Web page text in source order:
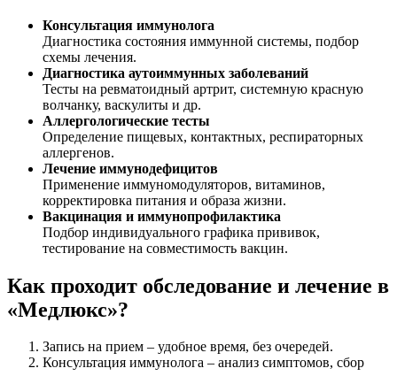
Консультация иммунолога
Диагностика состояния иммунной системы, подбор
схемы лечения.
Диагностика аутоиммунных заболеваний
Тесты на ревматоидный артрит, системную красную
волчанку, васкулиты и др.
Аллергологические тесты
Определение пищевых, контактных, респираторных
аллергенов.
Лечение иммунодефицитов
Применение иммуномодуляторов, витаминов,
корректировка питания и образа жизни.
Вакцинация и иммунопрофилактика
Подбор индивидуального графика прививок,
тестирование на совместимость вакцин.
Как проходит обследование и лечение в
«Медлюкс»?
Запись на прием – удобное время, без очередей.
Консультация иммунолога – анализ симптомов, сбор